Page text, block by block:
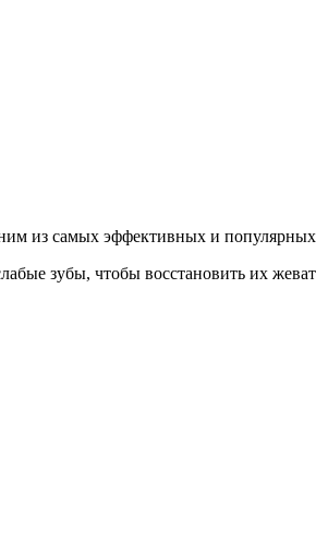
из самых эффективных и популярных
зубы, чтобы восстановить их